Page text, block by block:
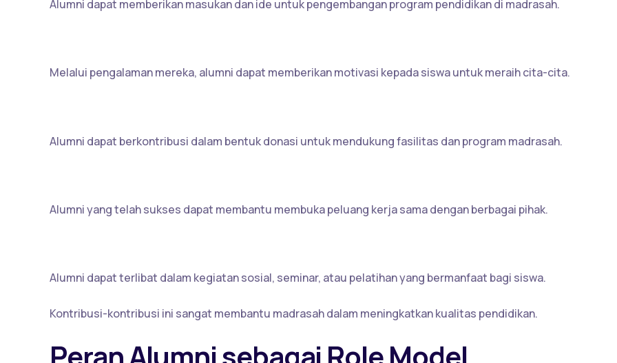
Alumni dapat memberikan masukan dan ide untuk pengembangan program pendidikan di madrasah.
Melalui pengalaman mereka, alumni dapat memberikan motivasi kepada siswa untuk meraih cita-cita.
Alumni dapat berkontribusi dalam bentuk donasi untuk mendukung fasilitas dan program madrasah.
Alumni yang telah sukses dapat membantu membuka peluang kerja sama dengan berbagai pihak.
Alumni dapat terlibat dalam kegiatan sosial, seminar, atau pelatihan yang bermanfaat bagi siswa.
Kontribusi-kontribusi ini sangat membantu madrasah dalam meningkatkan kualitas pendidikan.